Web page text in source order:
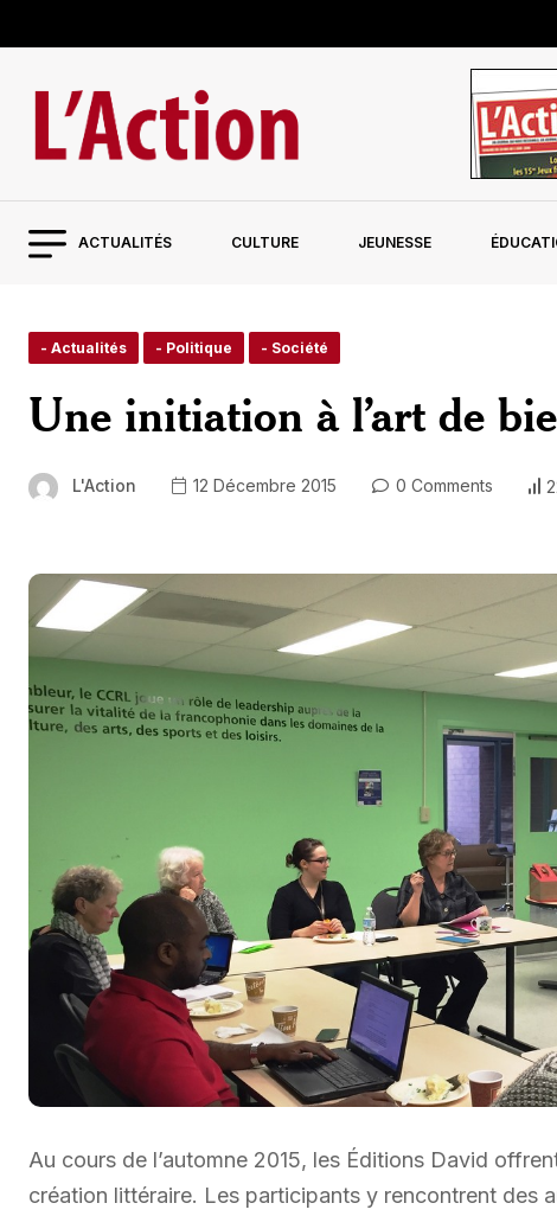
ACTUALITÉS CULTURE JEUNESSE
- Actualités - Politique - Société
Une initiation à l’art de
L'Action 12 Décembre 2015 0 Comments
Au cours de l’automne 2015, les Éditions David
création littéraire. Les participants y rencontrent des